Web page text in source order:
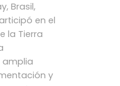
Brasil,
en el
la Tierra
amplia
y